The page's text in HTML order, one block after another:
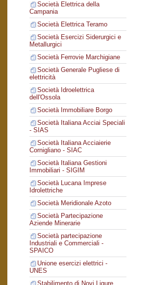
Società Elettrica della
Campania
Società Elettrica Teramo
Società Esercizi Siderurgici e
Metallurgici
Società Ferrovie Marchigiane
Società Generale Pugliese di
elettricità
Società Idroelettrica
dell'Ossola
Società Immobiliare Borgo
Società Italiana Acciai Speciali
- SIAS
Società Italiana Acciaierie
Cornigliano - SIAC
Società Italiana Gestioni
Immobiliari - SIGIM
Società Lucana Imprese
Idrolettriche
Società Meridionale Azoto
Società Partecipazione
Aziende Minerarie
Società partecipazione
Industriali e Commerciali -
SPAICO
Unione esercizi elettrici -
UNES
Stabilimento di Novi Ligure